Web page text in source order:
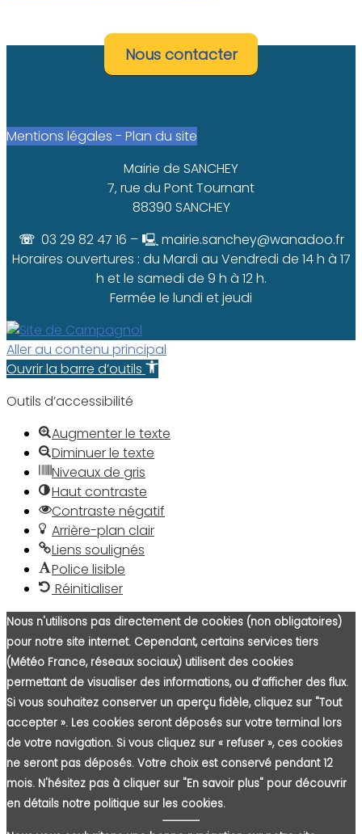
Nous contacter
Mentions légales - Plan du site
Mairie de SANCHEY
7‚ rue du Pont Tournant
88390 SANCHEY
☏03 29 82 47 16 – 🖳 mairie.sanchey@wanadoo.fr
Horaires ouvertures : du Mardi au Vendredi de 14 h à 17
h et le samedi de 9 h à 12 h.
Fermée le lundi et jeudi
Aller au contenu principal
Ouvrir la barre d’outils
Outils d’accessibilité
Augmenter le texte
Diminuer le texte
Niveaux de gris
Haut contraste
Contraste négatif
Arrière-plan clair
Liens soulignés
Police lisible
Réinitialiser
Nous n'utilisons pas directement de cookies (non obligatoires)
pour notre site internet. Cependant, certains services tiers
(Météo France, réseaux sociaux) utilisent des cookies
permettant de visualiser des informations, ou d’afficher des flux.
Si vous souhaitez conserver un aperçu fidèle, cliquez sur "Tout
accepter ». Les cookies seront déposés sur votre terminal lors
de votre navigation. Si vous cliquez sur « refuser », ces cookies
ne seront pas déposés. Votre choix est conservé pendant 12
mois. N'hésitez pas à cliquer sur "En savoir plus" pour découvrir
en détails notre politique sur les cookies.